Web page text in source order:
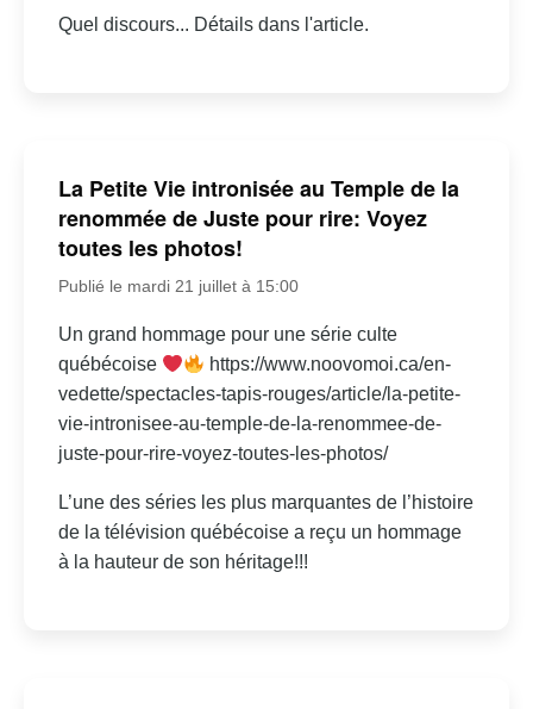
Quel discours... Détails dans l'article.
La Petite Vie intronisée au Temple de la
renommée de Juste pour rire: Voyez
toutes les photos!
Publié le mardi 21 juillet à 15:00
Un grand hommage pour une série culte
québécoise
https://www.noovomoi.ca/en-
vedette/spectacles-tapis-rouges/article/la-petite-
vie-intronisee-au-temple-de-la-renommee-de-
juste-pour-rire-voyez-toutes-les-photos/
L’une des séries les plus marquantes de l’histoire
de la télévision québécoise a reçu un hommage
à la hauteur de son héritage!!!